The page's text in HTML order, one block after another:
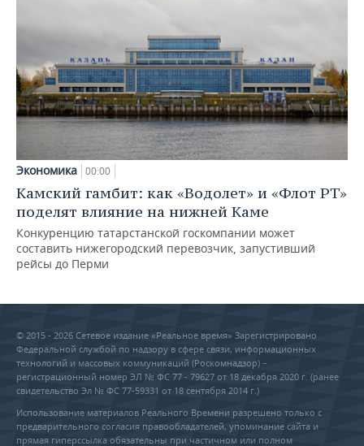
Экономика 00:00
Камский гамбит: как «Водолет» и «Флот РТ»
поделят влияние на нижней Каме
Конкуренцию татарстанской госкомпании может
составить нижегородский перевозчик, запустивший
рейсы до Перми
© 2015 - 2026 Сетевое издание «Реальное время» Зарегистрировано
Федеральной службой по надзору в сфере связи, информационных
технологий и массовых коммуникаций (Роскомнадзор) –
регистрационный номер ЭЛ № ФС 77 - 79627 от 18 декабря 2020 г. (ранее
свидетельство Эл № ФС 77-59331 от 18 сентября 2014 г.)
Использование материалов Реального Времени разрешено только с
предварительного согласия правообладателей, упоминание сайта и
прямая гиперссылка обязательны при частичном или полном